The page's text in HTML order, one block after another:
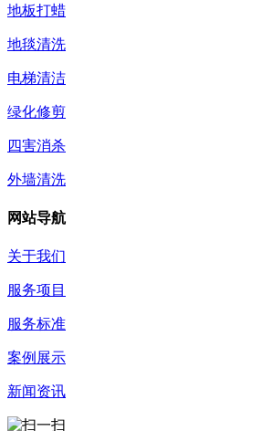
地板打蜡
地毯清洗
电梯清洁
绿化修剪
四害消杀
外墙清洗
网站导航
关于我们
服务项目
服务标准
案例展示
新闻资讯